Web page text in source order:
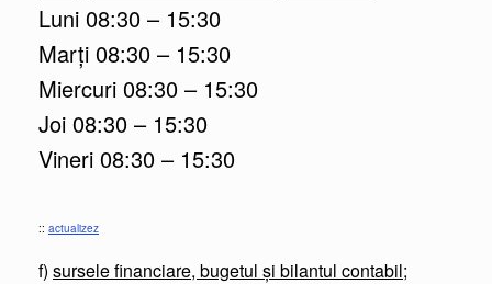
Luni 08:30 – 15:30
Marţi 08:30 – 15:30
Miercuri 08:30 – 15:30
Joi 08:30 – 15:30
Vineri 08:30 – 15:30
:: actualizez
f) sursele financiare, bugetul şi bilantul contabil;